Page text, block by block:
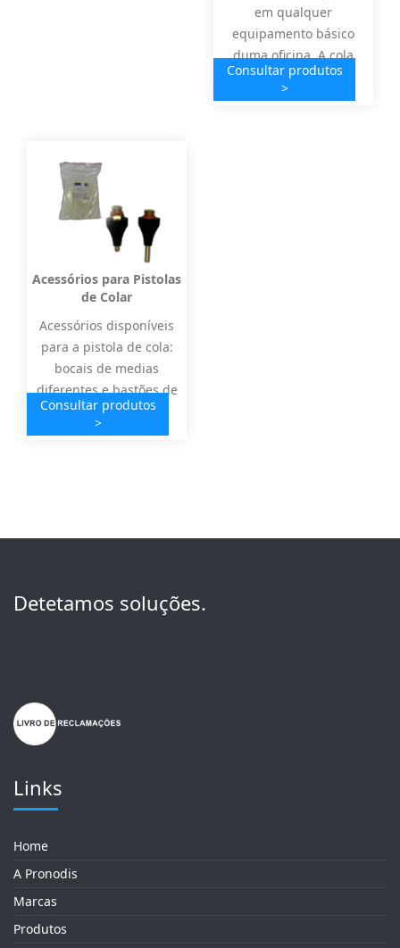
em qualquer
equipamento básico
duma oficina. A cola
quente une d…
Consultar produtos
>
Acessórios para Pistolas
de Colar
Acessórios disponíveis
para a pistola de cola:
bocais de medias
diferentes e bastões de
cola
Consultar produtos
>
Detetamos soluções.
Links
Home
A Pronodis
Marcas
Produtos